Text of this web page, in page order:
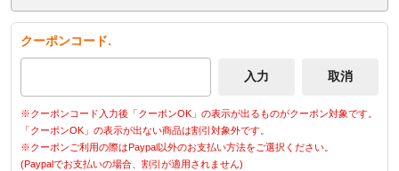
クーポンコード.
※クーポンコード入力後「クーポンOK」の表示が出るものがクーポン対象です。
「クーポンOK」の表示が出ない商品は割引対象外です。
※クーポンご利用の際はPaypal以外のお支払い方法をご選択ください。
(Paypalでお支払いの場合、割引が適用されません)